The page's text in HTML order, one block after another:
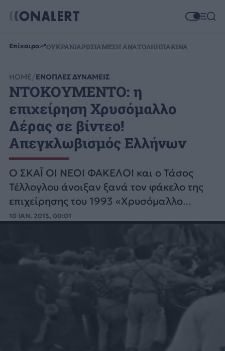
Επίκαιρα ΟΥΚΡΑΝΙΑΡΩΣΙΑΜΕΣΗ ΑΝΑΤΟΛΗΗΠΑΚΙΝΑ
HOME ΕΝΟΠΛΕΣ ΔΥΝΑΜΕΙΣ
ΝΤΟΚΟΥΜΕΝΤΟ: η
επιχείρηση Χρυσόμαλλο
Δέρας σε βίντεο!
Απεγκλωβισμός Ελλήνων
Ο ΣΚΑΪ ΟΙ ΝΕΟΙ ΦΑΚΕΛΟΙ και ο Τάσος
Τέλλογλου άνοιξαν ξανά τον φάκελο της
επιχείρησης του 1993 «Χρυσόμαλλο
Δέρας», της μεγαλύτερης ειδικής
10 ΙΑΝ. 2013, 00:01